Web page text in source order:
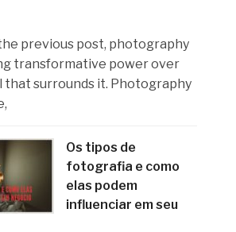
previous post, photography
transformative power over
that surrounds it. Photography
Os tipos de
fotografia e como
elas podem
influenciar em seu